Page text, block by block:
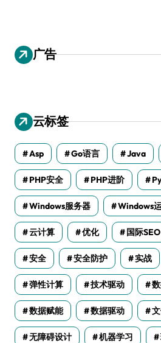
广告
云标签
Asp Go语言 Java
PHP安全 PHP进阶
Windows服务器 Windows
云计算 优化 国际SEO
安全 安全防护 实战
弹性计算 技术驱动
数据赋能 数据驱动
无障碍设计 机器学习